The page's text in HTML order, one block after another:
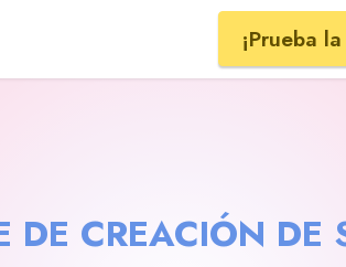
¡Prueba
DE CREACIÓN DE